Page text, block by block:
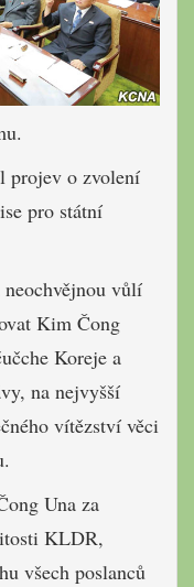
projev o zvolení
pro státní
vůlí
Kim Čong
Koreje a
na nejvyšší
vítězství věci
Una za
KLDR,
všech poslanců